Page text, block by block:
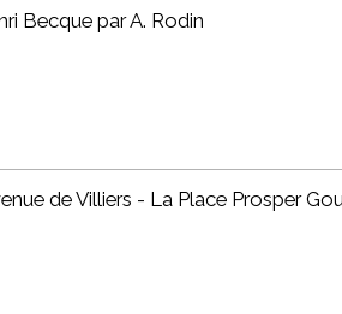
Becque par A. Rodin
de Villiers - La Place Prosper